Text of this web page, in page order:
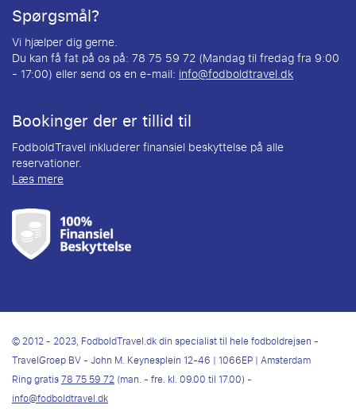
Spørgsmål?
Vi hjælper dig gerne.
Du kan få fat på os på: 78 75 59 72 (Mandag til fredag fra 9:00
- 17:00) eller send os en e-mail: info@fodboldtravel.dk
Bookinger der er tillid til
FodboldTravel inkluderer finansiel beskyttelse på alle
reservationer.
Læs mere
© 2012 - 2023, FodboldTravel.dk din specialist til hele fodboldrejsen -
TravelGroep BV - John M. Keynesplein 12-46 | 1066EP | Amsterdam
Ring gratis78 75 59 72(man. - fre. kl. 09.00 til 17.00) -
info@fodboldtravel.dk